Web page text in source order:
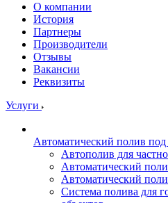
О компании
История
Партнеры
Производители
Отзывы
Вакансии
Реквизиты
Услуги
Автоматический полив
Автополив для
Автоматический
Автоматический
Система полива для